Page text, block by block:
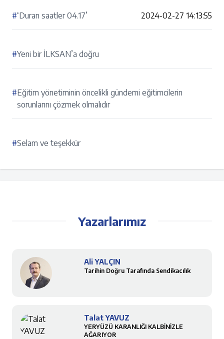
#‘Duran saatler 04.17’ 2024-02-27 14:13:55
#Yeni bir İLKSAN’a doğru
#Eğitim yönetiminin öncelikli gündemi eğitimcilerin
sorunlarını çözmek olmalıdır
#Selam ve teşekkür
Yazarlarımız
Ali YALÇIN
Tarihin Doğru Tarafında Sendikacılık
Talat YAVUZ
YERYÜZÜ KARANLIĞI KALBİNİZLE
AĞARIYOR